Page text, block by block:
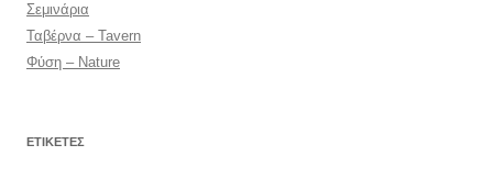
Σεμινάρια
Ταβέρνα – Tavern
Φύση – Nature
ΕΤΙΚΈΤΕΣ